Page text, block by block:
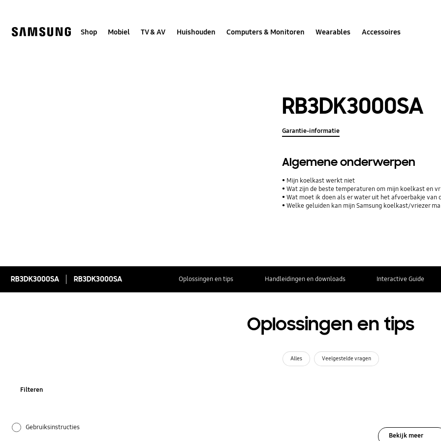
Shop Mobiel TV & AV Huishouden Computers & Monitoren Wearables Accessoires
RB3DK3000SA
Garantie-informatie
Algemene onderwerpen
Mijn koelkast werkt niet
Wat zijn de beste temperaturen om mijn koelkast en
Wat moet ik doen als er water uit het afvoerbakje van
Welke geluiden kan mijn Samsung koelkast/vriezer
RB3DK3000SA RB3DK3000SA Oplossingen en tips Handleidingen en downloads Interactive Guide
Oplossingen en tips
Alles Veelgestelde vragen
Filteren
Gebruiksinstructies
Bekijk meer